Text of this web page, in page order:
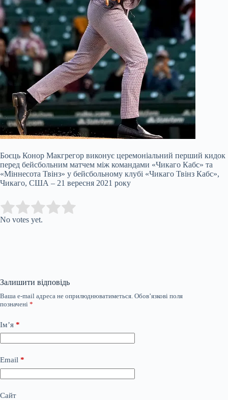
Боєць Конор Макгрегор виконує церемоніальний перший кидок
перед бейсбольним матчем між командами «Чикаго Кабс» та
«Міннесота Твінз» у бейсбольному клубі «Чикаго Твінз Кабс»,
Чикаго, США – 21 вересня 2021 року
Rate this item:
No votes yet.
Залишити відповідь
Ваша e-mail адреса не оприлюднюватиметься. Обов’язкові поля
позначені *
Ім’я *
Email *
Сайт